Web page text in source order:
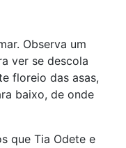
Observa um
ver se descola
floreio das asas,
baixo, de onde
que Tia Odete e